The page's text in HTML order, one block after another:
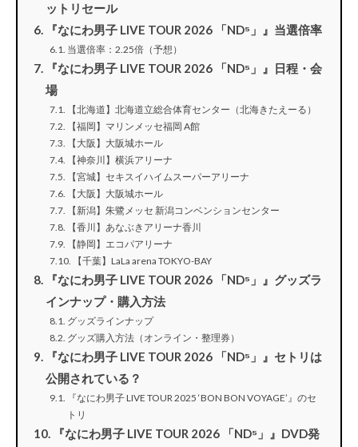
ットリセール
『なにわ男子 LIVE TOUR 2026 「ND⁵」』当選倍率
当選倍率：2.25倍（予想）
『なにわ男子 LIVE TOUR 2026 「ND⁵」』日程・会
場
【北海道】北海道立総合体育センター（北海きたえーる）
【福岡】マリンメッセ福岡 A館
【大阪】大阪城ホール
【神奈川】横浜アリーナ
【宮城】セキスイハイムスーパーアリーナ
【大阪】大阪城ホール
【新潟】朱鷺メッセ 新潟コンベンションセンター
【香川】あなぶきアリーナ香川
【静岡】エコパアリーナ
【千葉】LaLa arena TOKYO-BAY
『なにわ男子 LIVE TOUR 2026 「ND⁵」』グッズラ
インナップ・購入方法
グッズラインナップ
グッズ購入方法（オンライン・整理券）
『なにわ男子 LIVE TOUR 2026 「ND⁵」』セトリは
公開されている？
『なにわ男子 LIVE TOUR 2025 ‘BON BON VOYAGE’』のセ
トリ
『なにわ男子 LIVE TOUR 2026 「ND⁵」』DVD発